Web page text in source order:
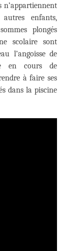
n’appartiennent
enfants,
plongés
scolaire sont
l’angoisse de
en cours de
à faire ses
dans la piscine